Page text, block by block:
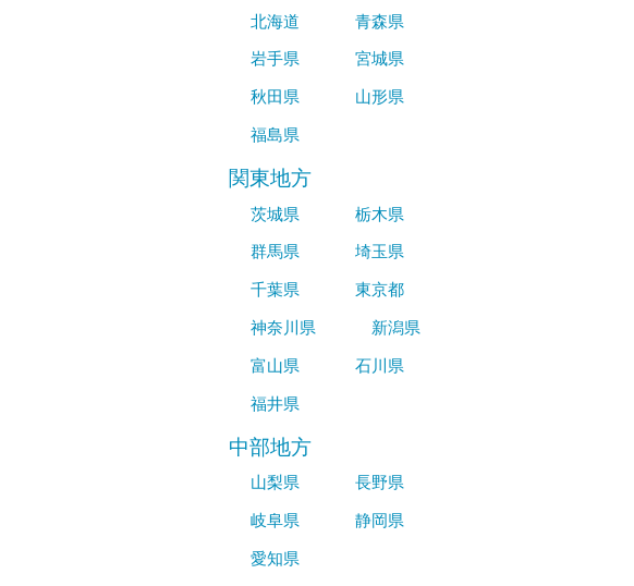
北海道
青森県
岩手県
宮城県
秋田県
山形県
福島県
関東地方
茨城県
栃木県
群馬県
埼玉県
千葉県
東京都
神奈川県
新潟県
富山県
石川県
福井県
中部地方
山梨県
長野県
岐阜県
静岡県
愛知県